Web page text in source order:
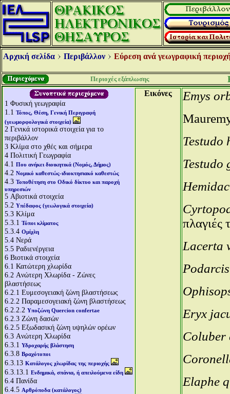
Αρχική σελίδα Περιβάλλον Εύρεση ανά γεωγραφική
Περιοχές εξάπλωσης
1 Φυσική γεωγραφία
1.1 Τόπος, Θέση, Γενική Περιγραφή
(γεωμορφολογικά στοιχεία)
2 Γενικά ιστορικά στοιχεία για το
περιβάλλον
3 Κλίμα στο χθές και σήμερα
4 Πολιτική Γεωγραφία
4.1 Που ανήκει διοικητικά (Νομός, Δήμος)
4.2 Νομικό καθεστώς-ιδιοκτησιακό καθεστώς
4.3 Τοποθέτηση στο Οδικό δίκτυο και παροχή
υπηρεσιών
5 Αβιοτικά στοιχεία
5.2 Υπέδαφος (γεωλογικά στοιχεία)
5.3 Κλίμα
5.3.1 Τύποι κλίματος
5.3.4 Ομίχλη
5.4 Νερά
5.5 Ραδιενέργεια
6 Βιοτικά στοιχεία
6.1 Κατώτερη χλωρίδα
6.2 Aνώτερη Χλωρίδα - Ζώνες
βλαστήσεως
6.2.1 Ευμεσογειακή ζώνη βλαστήσεως
6.2.2 Παραμεσογειακή ζώνη βλαστήσεως
6.2.2.2 Υποζώνη Quercion confertae
6.2.3 Ζώνη δασών
6.2.5 Εξωδασική ζώνη υψηλών ορέων
6.3 Aνώτερη Χλωρίδα
6.3.1 Υδροχαρής βλάστηση
6.3.8 Βραχότοποι
6.3.13 Κατάλογος χλωρίδας της περιοχής
6.3.13.1 Ενδημικά, σπάνια, ή απειλούμενα είδη
6.4 Πανίδα
6.4.5 Αρθρόποδα (κατάλογος)
Εικόνες
Emys
Testudo
Testudo
πλαγιές
Lacerta
Eryx
Coluber
Elaphe